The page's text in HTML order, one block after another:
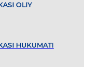
OLIY
HUKUMATI